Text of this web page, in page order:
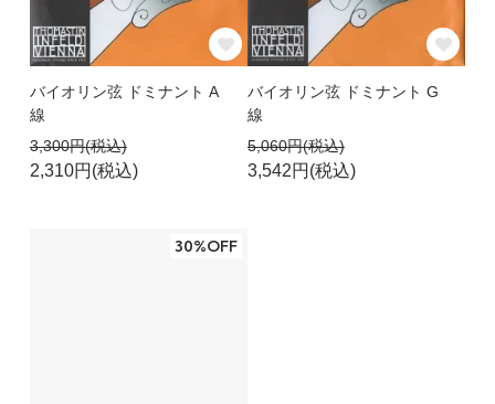
バイオリン弦 ドミナント A
線
3,300円(税込)
2,310円(税込)
バイオリン弦 ドミナント G
線
5,060円(税込)
3,542円(税込)
30%OFF